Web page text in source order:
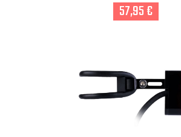
57,95 €